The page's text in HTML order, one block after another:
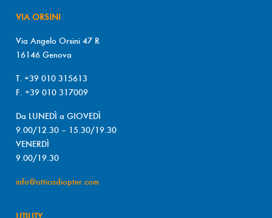
VIA ORSINI
Via Angelo Orsini 47 R
16146 Genova
T. +39 010 315613
F. +39 010 317009
Da LUNEDÌ a GIOVEDÌ
9.00/12.30 – 15.30/19.30
VENERDÌ
9.00/19.30
info@otticadiopter.com